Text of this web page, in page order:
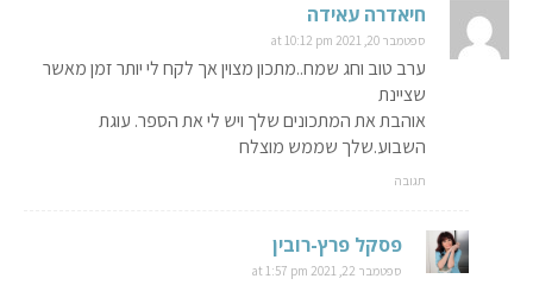
חיאדרה עאידה
ספטמבר 20, 2021 at 10:12 pm
ערב טוב וחג שמח..מתכון מצוין אך לקח לי יותר זמן מאשר
שציינת
אוהבת את המתכונים שלך ויש לי את הספר. עוגת
השבוע.שלך שממש מוצלח
תגובה
פסקל פרץ-רובין
ספטמבר 22, 2021 at 1:57 pm